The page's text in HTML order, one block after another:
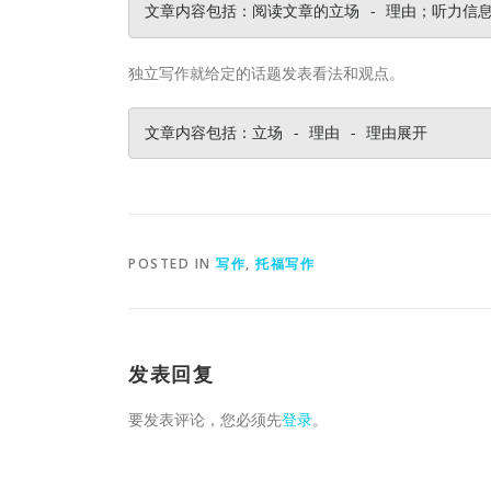
文章内容包括：阅读文章的立场 - 理由；听力
独立写作就给定的话题发表看法和观点。
文章内容包括：立场 - 理由 - 理由展开
POSTED IN 写作, 托福写作
发表回复
要发表评论，您必须先登录。